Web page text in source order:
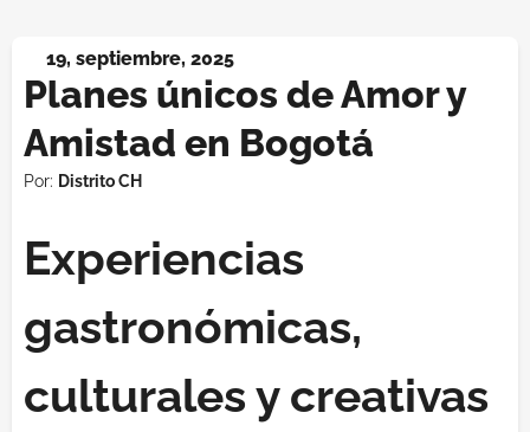
19, septiembre, 2025
Planes únicos de Amor y
Amistad en Bogotá
Por: Distrito CH
Experiencias
gastronómicas,
culturales y creativas